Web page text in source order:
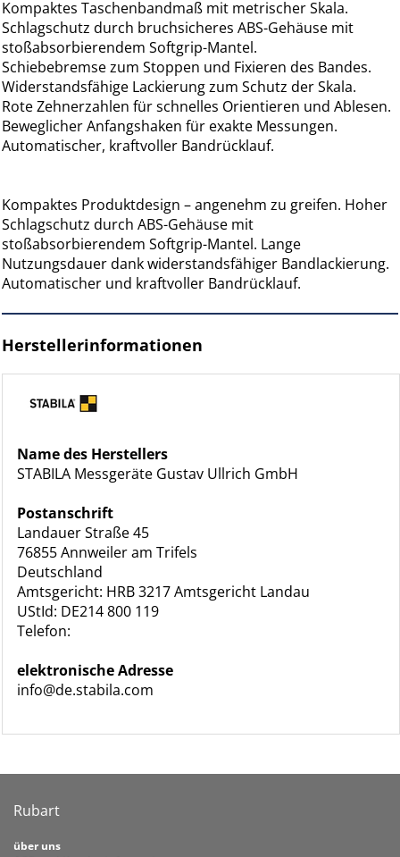
Kompaktes Taschenbandmaß mit metrischer Skala.
Schlagschutz durch bruchsicheres ABS-Gehäuse mit
stoßabsorbierendem Softgrip-Mantel.
Schiebebremse zum Stoppen und Fixieren des Bandes.
Widerstandsfähige Lackierung zum Schutz der Skala.
Rote Zehnerzahlen für schnelles Orientieren und Ablesen.
Beweglicher Anfangshaken für exakte Messungen.
Automatischer, kraftvoller Bandrücklauf.
Kompaktes Produktdesign – angenehm zu greifen. Hoher
Schlagschutz durch ABS-Gehäuse mit
stoßabsorbierendem Softgrip-Mantel. Lange
Nutzungsdauer dank widerstandsfähiger Bandlackierung.
Automatischer und kraftvoller Bandrücklauf.
Herstellerinformationen
Name des Herstellers
STABILA Messgeräte Gustav Ullrich GmbH
Postanschrift
Landauer Straße 45
76855 Annweiler am Trifels
Deutschland
Amtsgericht: HRB 3217 Amtsgericht Landau
UStId: DE214 800 119
Telefon:
elektronische Adresse
info@de.stabila.com
Rubart
über uns